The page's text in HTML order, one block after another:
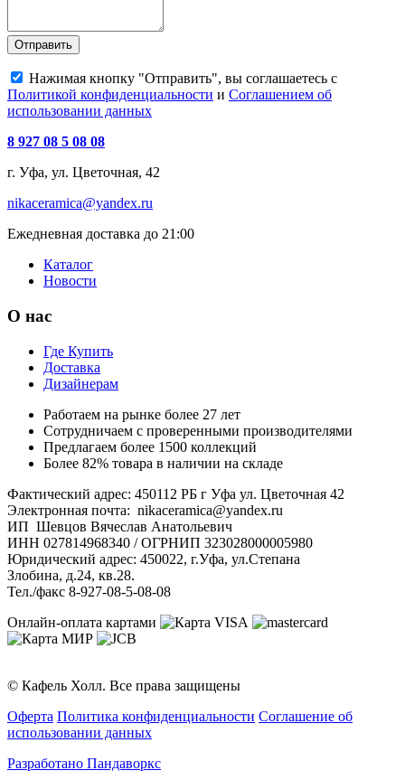
Отправить
Нажимая кнопку "Отправить", вы соглашаетесь с
Политикой конфиденциальности и Соглашением об
использовании данных
8 927 08 5 08 08
г. Уфа, ул. Цветочная, 42
nikaceramica@yandex.ru
Ежедневная доставка до 21:00
Каталог
Новости
О нас
Где Купить
Доставка
Дизайнерам
Работаем на рынке более 27 лет
Сотрудничаем с проверенными производителями
Предлагаем более 1500 коллекций
Более 82% товара в наличии на складе
Фактический адрес: 450112 РБ г Уфа ул. Цветочная 42
Электронная почта: nikaceramica@yandex.ru
ИП Шевцов Вячеслав Анатольевич
ИНН 027814968340 / ОГРНИП 323028000005980
Юридический адрес: 450022, г.Уфа, ул.Степана
Злобина, д.24, кв.28.
Тел./факс 8-927-08-5-08-08
Онлайн-оплата картами
© Кафель Холл. Все права защищены
Оферта Политика конфиденциальности Соглашение об
использовании данных
Разработано Пандаворкс